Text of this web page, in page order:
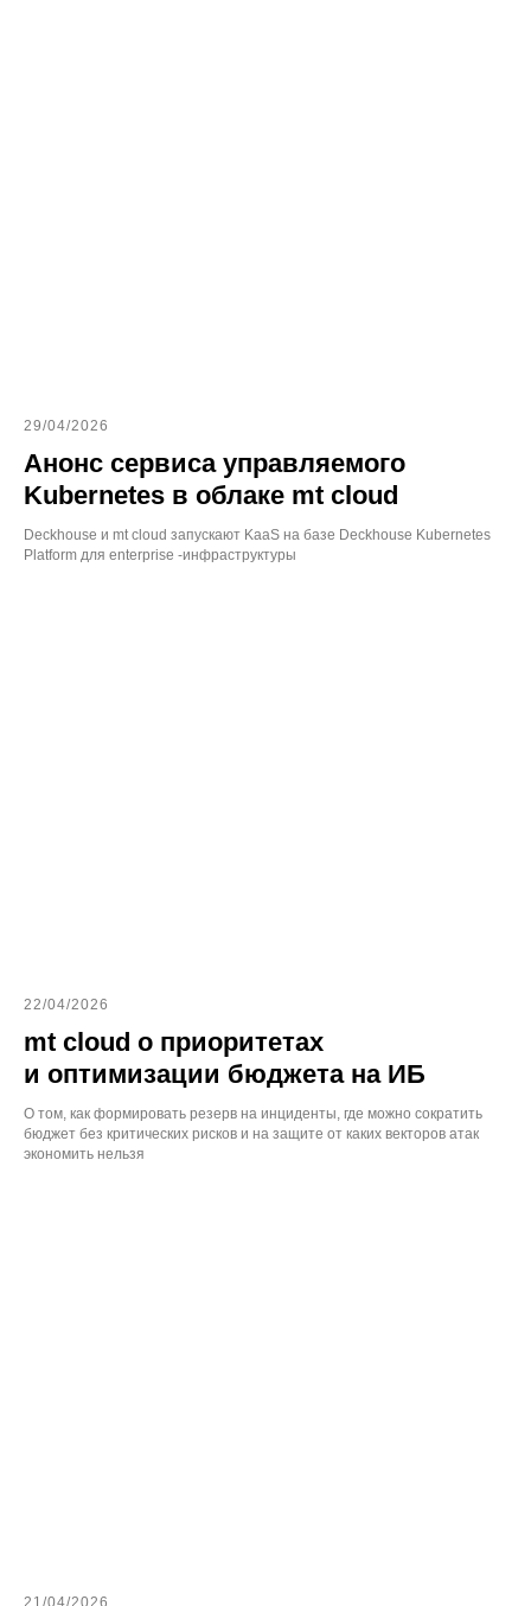
29/04/2026
Анонс сервиса управляемого
Kubernetes в облаке mt cloud
Deckhouse и mt cloud запускают KaaS на базе Deckhouse Kubernetes
Platform для enterprise -инфраструктуры
22/04/2026
mt cloud о приоритетах
и оптимизации бюджета на ИБ
О том, как формировать резерв на инциденты, где можно сократить
бюджет без критических рисков и на защите от каких векторов атак
экономить нельзя
21/04/2026